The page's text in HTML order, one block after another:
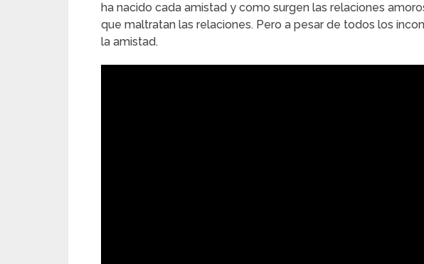
ha nacido cada amistad y como surgen las relaciones
que maltratan las relaciones. Pero a pesar de todos los
la amistad.